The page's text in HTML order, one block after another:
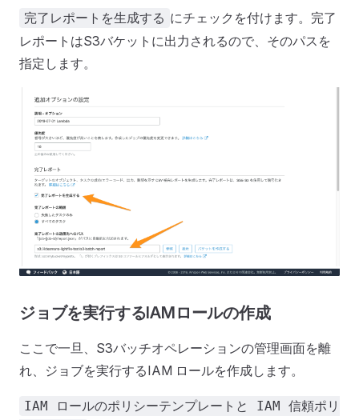
完了レポートを生成する にチェックを付けます。完了
レポートはS3バケットに出力されるので、そのパスを
指定します。
ジョブを実行するIAMロールの作成
ここで一旦、S3バッチオペレーションの管理画面を離
れ、ジョブを実行するIAM ロールを作成します。
IAM ロールのポリシーテンプレートと IAM 信頼ポリ